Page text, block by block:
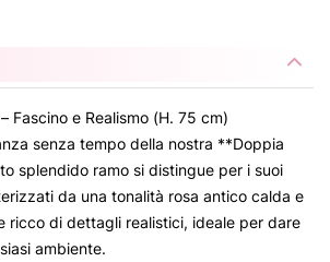
Fascino e Realismo (H. 75 cm)
senza tempo della nostra **Doppia
splendido ramo si distingue per i suoi
da una tonalità rosa antico calda e
ricco di dettagli realistici, ideale per dare
ambiente.